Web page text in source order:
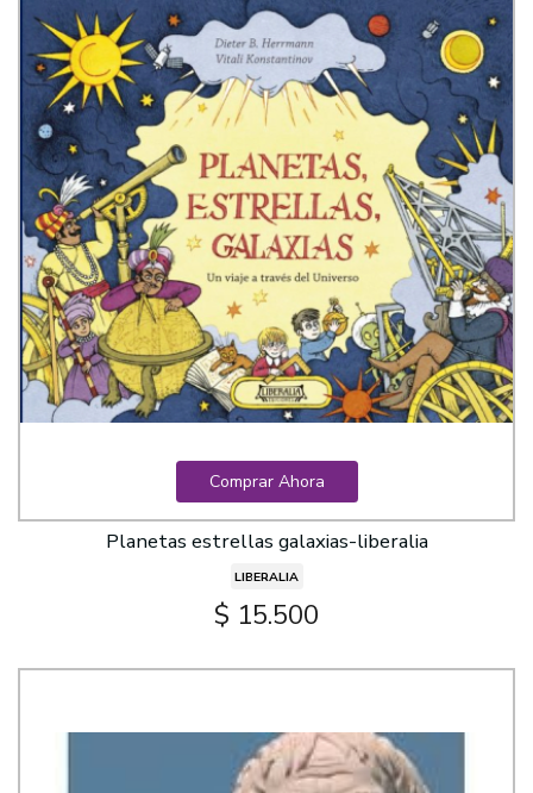
Comprar Ahora
Planetas estrellas galaxias-liberalia
LIBERALIA
$ 15.500